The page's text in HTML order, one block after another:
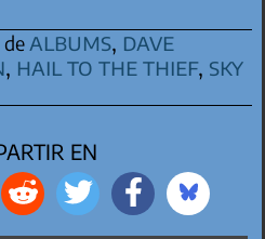
de albums, dave
, hail to the thief, sky
EN